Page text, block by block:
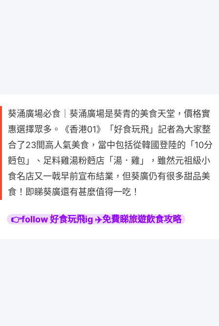
葵涌廣場必食｜葵涌廣場是葵青的美食天堂，價格實
惠選擇眾多。《香港01》「好食玩飛」記者為大家整
合了23間高人氣美食，當中包括從韓國登陸的「10分
麪包」、足料雞湯粉麪店「湯．雞」，雖然元祖級小
食名店又一戟早前宣布結業，但葵廣仍有很多甜品美
食！即睇葵廣還有甚麼值得一吃！
👉follow 好食玩飛ig ✈️免費睇旅遊飲食攻略